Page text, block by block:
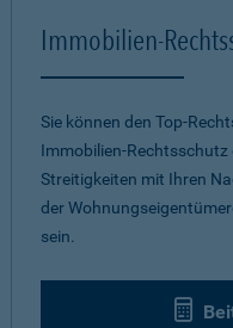
Immobilien-
Sie können den Top-
Immobilien-Rechtsschutz
Streitigkeiten mit Ihren
der
sein.